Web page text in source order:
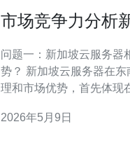
市场竞争力分析
问题一：新加坡云服务器
势？ 新加坡云服务器在
理和市场优势，首先体现
SaaS）尤为关键。 其次
2026年5月9日